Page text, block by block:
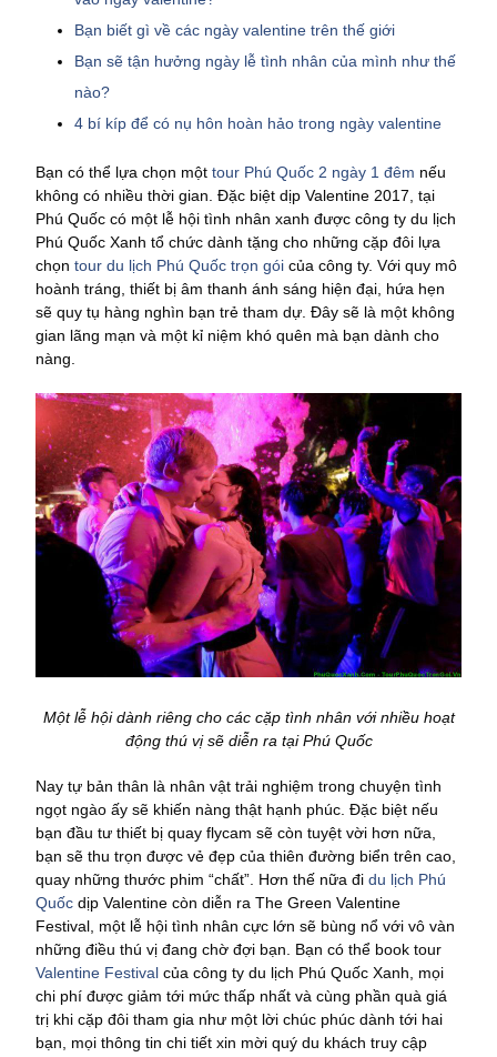
Bạn biết gì về các ngày valentine trên thế giới
Bạn sẽ tận hưởng ngày lễ tình nhân của mình như thế
nào?
4 bí kíp để có nụ hôn hoàn hảo trong ngày valentine
Bạn có thể lựa chọn một tour Phú Quốc 2 ngày 1 đêm nếu
không có nhiều thời gian. Đặc biệt dịp Valentine 2017, tại
Phú Quốc có một lễ hội tình nhân xanh được công ty du lịch
Phú Quốc Xanh tổ chức dành tặng cho những cặp đôi lựa
chọn tour du lịch Phú Quốc trọn gói của công ty. Với quy mô
hoành tráng, thiết bị âm thanh ánh sáng hiện đại, hứa hẹn
sẽ quy tụ hàng nghìn bạn trẻ tham dự. Đây sẽ là một không
gian lãng mạn và một kỉ niệm khó quên mà bạn dành cho
nàng.
Một lễ hội dành riêng cho các cặp tình nhân với nhiều hoạt
động thú vị sẽ diễn ra tại Phú Quốc
Nay tự bản thân là nhân vật trải nghiệm trong chuyện tình
ngọt ngào ấy sẽ khiến nàng thật hạnh phúc. Đặc biệt nếu
bạn đầu tư thiết bị quay flycam sẽ còn tuyệt vời hơn nữa,
bạn sẽ thu trọn được vẻ đẹp của thiên đường biển trên cao,
quay những thước phim “chất”. Hơn thế nữa đi du lịch Phú
Quốc dịp Valentine còn diễn ra The Green Valentine
Festival, một lễ hội tình nhân cực lớn sẽ bùng nổ với vô vàn
những điều thú vị đang chờ đợi bạn. Bạn có thể book tour
Valentine Festival của công ty du lịch Phú Quốc Xanh, mọi
chi phí được giảm tới mức thấp nhất và cùng phần quà giá
trị khi cặp đôi tham gia như một lời chúc phúc dành tới hai
bạn, mọi thông tin chi tiết xin mời quý du khách truy cập